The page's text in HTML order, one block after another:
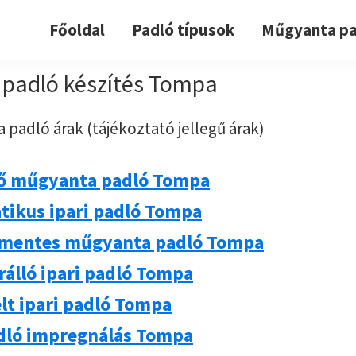
Főoldal Padló típusok Műgyanta
készítés Tompa
padló árak (tájékoztató jellegű árak)
műgyanta padló Tompa
ipari padló Tompa
műgyanta padló Tompa
ipari padló Tompa
ipari padló Tompa
impregnálás Tompa